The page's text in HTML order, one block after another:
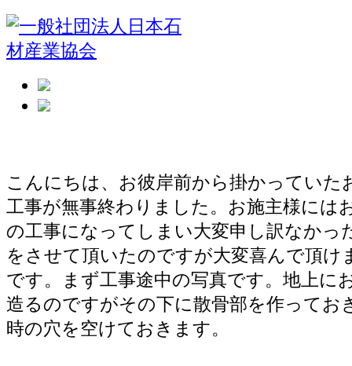
こんにちは、お彼岸前から掛かっていた
工事が無事終わりました。お施主様には
の工事になってしまい大変申し訳なかっ
をさせて頂いたのですが大変喜んで頂け
です。まず工事途中の写真です。地上に
造るのですがその下に散骨部を作ってお
時の穴を空けておきます。